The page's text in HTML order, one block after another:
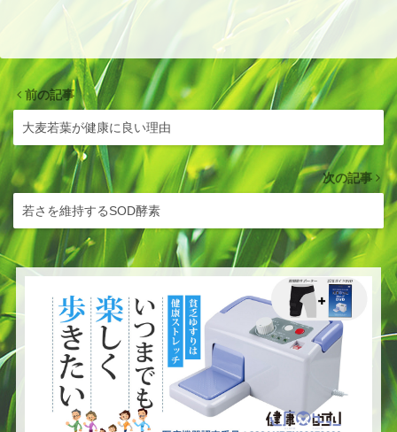
前の記事
大麦若葉が健康に良い理由
次の記事
若さを維持するSOD酵素